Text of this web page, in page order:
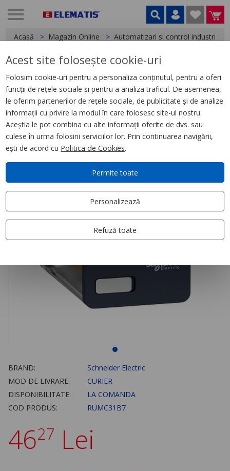
Acasă Magazin Online Automatizari si control industrial
< Relee
Releu Ambrosabil Universal,
Zelio Rum, 3 C/O, 24 V Ca, 10 A
BRAND:
Schneider Electric
MOD DE LIVRARE:
CURIER
DISPONIBILITATE:
LA COMANDA
COD PRODUS:
RUMC31B7
4627 Lei
Acest site folosește cookie-uri
Folosim cookie-uri pentru a personaliza conținutul, pentru a oferi
funcții de rețele sociale și pentru a analiza traficul. De asemenea,
le oferim partenerilor de rețele sociale, de publicitate și de analize
informații cu privire la modul în care folosesc site-ul nostru.
Aceștia le pot combina cu alte informații oferite de dvs. sau
culese în urma folosirii serviciilor lor. Prin continuarea navigării,
ești de acord cu Politica de Cookies.
Permite toate
Personalizează
Refuză toate